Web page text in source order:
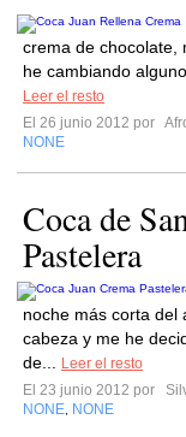
crema de chocolate,
he cambiando
Leer el resto
El 26 junio 2012 por
NONE
Coca de
Pastelera
noche más corta del
cabeza y me he
de...
Leer el resto
El 23 junio 2012 por
NONE NONE